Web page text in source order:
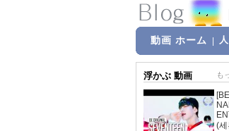
動画 ホーム
浮かぶ 動画 も
(